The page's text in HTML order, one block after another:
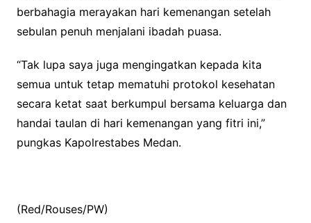
berbahagia merayakan hari kemenangan setelah
sebulan penuh menjalani ibadah puasa.
“Tak lupa saya juga mengingatkan kepada kita
semua untuk tetap mematuhi protokol kesehatan
secara ketat saat berkumpul bersama keluarga dan
handai taulan di hari kemenangan yang fitri ini,”
pungkas Kapolrestabes Medan.
(Red/Rouses/PW)